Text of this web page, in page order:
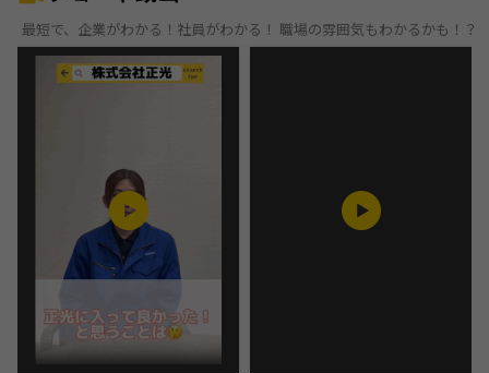
最短で、企業がわかる！社員がわかる！ 職場の雰囲気もわかるかも！？